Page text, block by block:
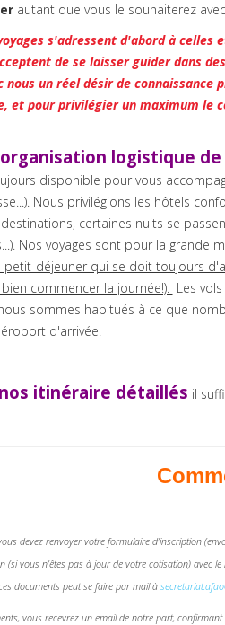
autant que vous le souhaiterez
s'adressent d'abord à
de se laisser guider dans
un réel désir de connaissance
et pour privilégier un maximum le
logistique
disponible pour vous
Nous privilégions les hôtels
certaines nuits se
Nos voyages sont pour la grande
petit-déjeuner qui se doit toujours
commencer la journée!). Les
sommes habitués à ce que
d'arrivée.
itinéraire détaillés il
devez renvoyer votre formulaire d’inscription
(si vous n’êtes pas à jour de votre cotisation) avec
documents peut se faire par mail à
vous recevrez un email de notre part,